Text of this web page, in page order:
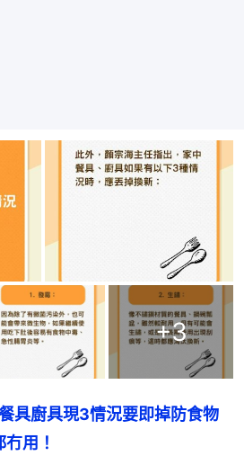
+3
具廚具現3情況要即掉防食物
用！